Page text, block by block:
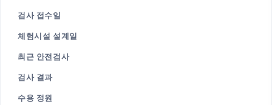
검사 접수일
체험시설 설계일
최근 안전검사
검사 결과
수용 정원